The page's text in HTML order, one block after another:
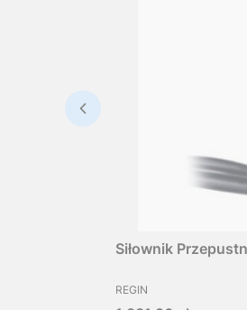
Siłownik
PRODUCENT
REGIN